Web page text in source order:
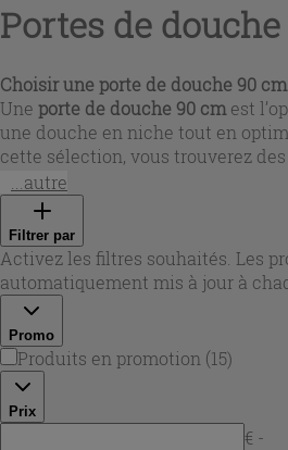
Portes de
Choisir une porte de douche 90 cm
Une porte de douche 90 cm est
une douche en niche tout en
cette sélection, vous trouverez
(ouverture à droite ou à gauche) et
extensibles, pratiques pour
de mesure lors de la pose. Verre
hauteur 190, 195 ou 200 cm : la
des salles de bain modernes
rénovation, avec la fiabilité signée
...autre
Filtrer par
Activez les filtres souhaités. Les
automatiquement mis à jour à
Promo
Produits en promotion (15)
Prix
€ -